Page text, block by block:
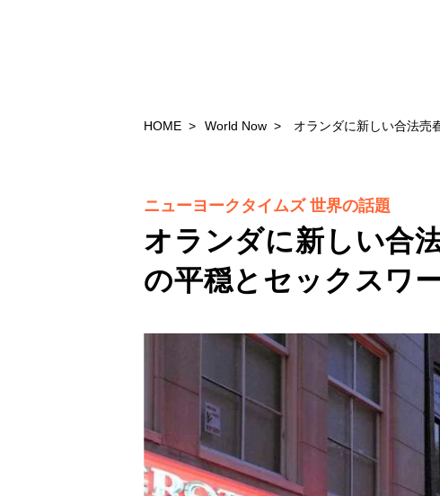
HOME World Now オランダに新しい合法
オランダに新しい合
の平穏とセックスワ
ニューヨークタイムズ 世界の話題